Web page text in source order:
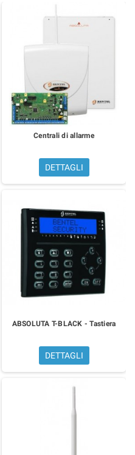
Centrali di allarme
DETTAGLI
ABSOLUTA T-BLACK - Tastiera
DETTAGLI